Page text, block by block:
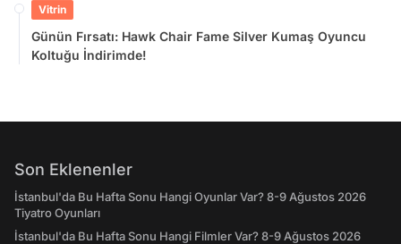
Vitrin
Günün Fırsatı: Hawk Chair Fame Silver Kumaş Oyuncu
Koltuğu İndirimde!
Son Eklenenler
İstanbul'da Bu Hafta Sonu Hangi Oyunlar Var? 8-9 Ağustos 2026
Tiyatro Oyunları
İstanbul'da Bu Hafta Sonu Hangi Filmler Var? 8-9 Ağustos 2026